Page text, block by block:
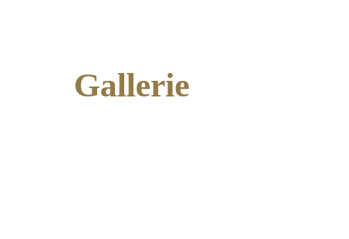
Gallerie